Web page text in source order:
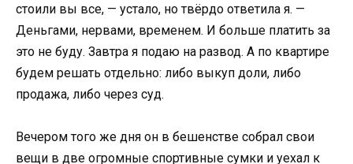
стоили вы все, — устало, но твёрдо ответила я. —
Деньгами, нервами, временем. И больше платить за
это не буду. Завтра я подаю на развод. А по квартире
будем решать отдельно: либо выкуп доли, либо
продажа, либо через суд.
Вечером того же дня он в бешенстве собрал свои
вещи в две огромные спортивные сумки и уехал к